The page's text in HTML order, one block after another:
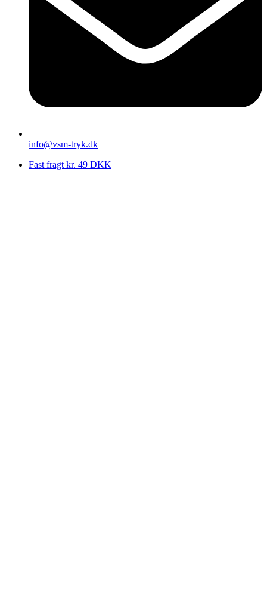
info@vsm-tryk.dk
Fast fragt kr. 49 DKK